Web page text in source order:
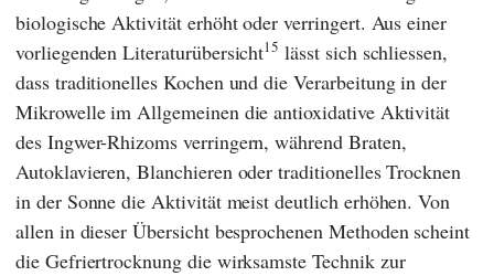
biologische Aktivität erhöht oder verringert. Aus einer
vorliegenden Literaturübersicht15 lässt sich schliessen,
dass traditionelles Kochen und die Verarbeitung in der
Mikrowelle im Allgemeinen die antioxidative Aktivität
des Ingwer-Rhizoms verringern, während Braten,
Autoklavieren, Blanchieren oder traditionelles Trocknen
in der Sonne die Aktivität meist deutlich erhöhen. Von
allen in dieser Übersicht besprochenen Methoden scheint
die Gefriertrocknung die wirksamste Technik zur